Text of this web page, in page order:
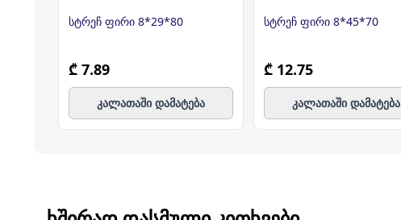
სტრეჩ ფირი 8*29*80
₾ 7.89
კალათაში დამატება
სტრეჩ ფირი 8*45*70
₾ 12.75
კალათაში დამატება